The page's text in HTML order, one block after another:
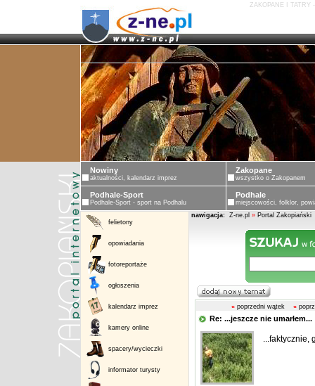
ZAKOPANE I TATRY
Nowiny
aktualności, kalendarz imprez
Zakopane
wszystko o Zakopanem
Podhale-Sport
Podhale-Sport - sport na Podhalu
Podhale
miejscowości, folklor,
felietony
opowiadania
fotoreportaże
ogłoszenia
kalendarz imprez
kamery online
spacery/wycieczki
informator turysty
nawigacja: Z-ne.pl » Portal Zakopiański
«poprzedni wątek «
Re: ...jeszcze nie
...faktycznie,